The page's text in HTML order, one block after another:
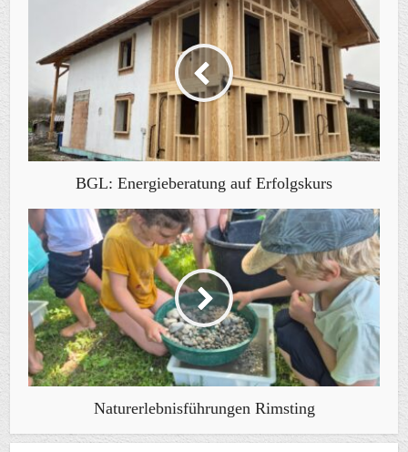
BGL: Energieberatung auf Erfolgskurs
Naturerlebnisführungen Rimsting